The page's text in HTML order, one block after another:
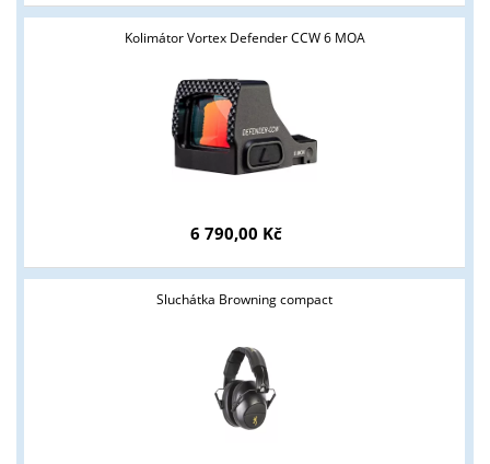
Kolimátor Vortex Defender CCW 6 MOA
6 790,00 Kč
Sluchátka Browning compact
Tyto stránky jsou určeny pouze odborné veřejnosti od 18 let a
podnikatelům v oblasti zbraně a střelivo. Splňujete tyto
podmínky?